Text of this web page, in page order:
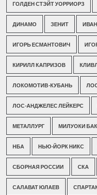
ГОЛДЕН СТЭЙТ УОРРИОРЗ
ДИНАМО ЗЕНИТ
ИГОРЬ ЕСМАНТОВИЧ
КИРИЛЛ КАПРИЗОВ
ЛОКОМОТИВ-КУБАНЬ
ЛОС-АНДЖЕЛЕС ЛЕЙКЕРС
МЕТАЛЛУРГ МИЛУОКИ
НБА НЬЮ-ЙОРК НИКС
СБОРНАЯ РОССИИ СКА
САЛАВАТ ЮЛАЕВ